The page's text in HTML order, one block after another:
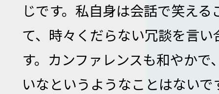
じです。私自身は会話で笑え
て、時々くだらない冗談を言
す。カンファレンスも和やかで
いなというようなことはないで